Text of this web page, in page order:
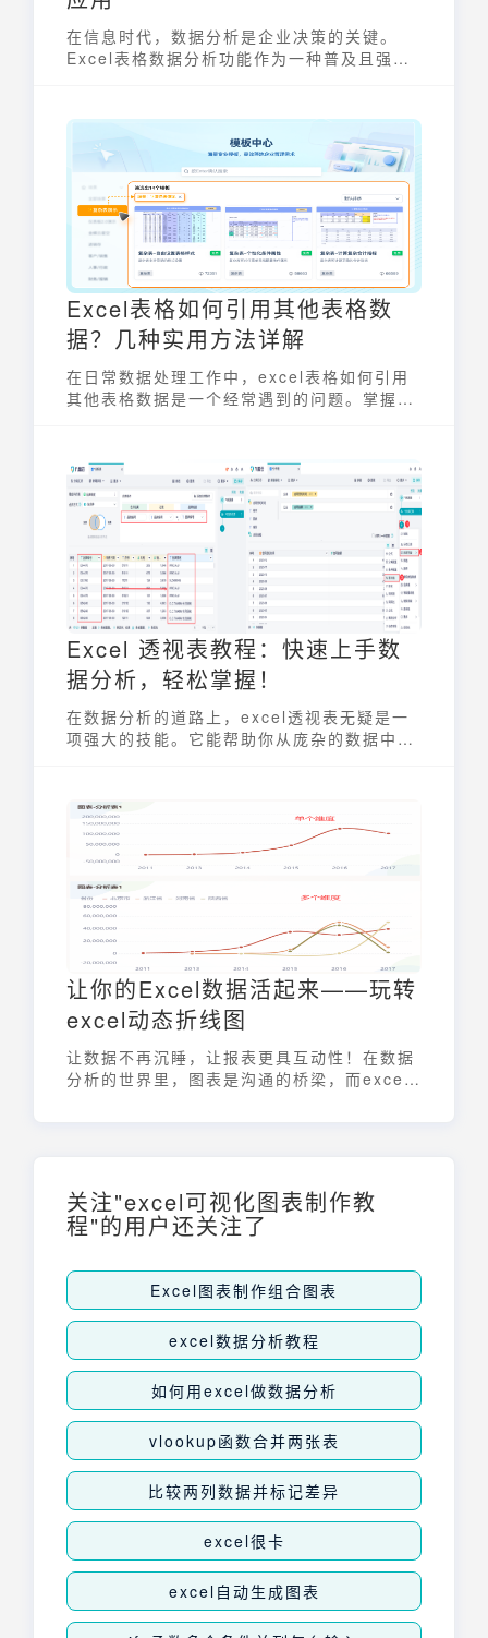
在信息时代，数据分析是企业决策的关键。
Excel表格数据分析功能作为一种普及且强大
后的价值，为业务发展提供有力支持。掌握
Excel的数据分析技巧，对于提升工作效率和
决策质量至关重要。
Excel表格如何引用其他表格数
据？几种实用方法详解
在日常数据处理工作中，excel表格如何引用
其他表格数据是一个经常遇到的问题。掌握这
何引用其他表格数据方法，帮助你轻松应对各
种数据整合需求。
Excel 透视表教程：快速上手数
据分析，轻松掌握！
在数据分析的道路上，excel透视表无疑是一
项强大的技能。它能帮助你从庞杂的数据中快
用户，掌握excel透视表都将大大提升你的工
作效率和决策能力。本教程将带你从零开始，
轻松上手excel透视表，掌握数据分析的精
髓。
让你的Excel数据活起来——玩转
excel动态折线图
让数据不再沉睡，让报表更具互动性！在数据
分析的世界里，图表是沟通的桥梁，而excel
化变得简单而高效，展现数据的无限可能！告
别一成不变的图表，拥抱一个更加酷炫、动态
的数据展示新时代。
关注"excel可视化图表制作教
程"的用户还关注了
Excel图表制作组合图表
excel数据分析教程
如何用excel做数据分析
vlookup函数合并两张表
比较两列数据并标记差异
excel很卡
excel自动生成图表